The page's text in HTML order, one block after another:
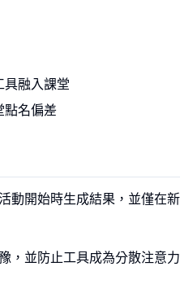
融入課堂
點名偏差
動開始時生成結果，並僅在新
，並防止工具成為分散注意力